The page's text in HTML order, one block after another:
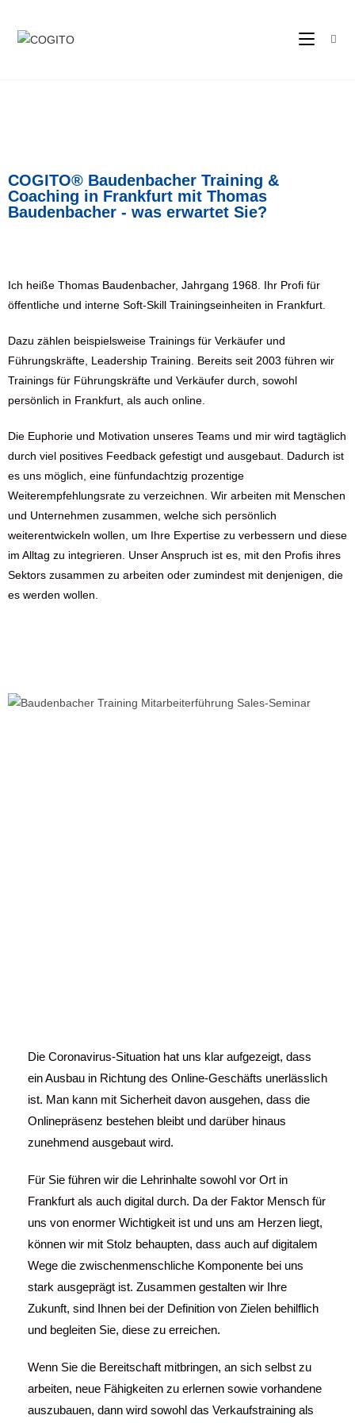
COGITO® Baudenbacher Training &
Coaching in Frankfurt mit Thomas
Baudenbacher - was erwartet Sie?
Ich heiße Thomas Baudenbacher, Jahrgang 1968. Ihr Profi für
öffentliche und interne Soft-Skill Trainingseinheiten in Frankfurt.
Dazu zählen beispielsweise Trainings für Verkäufer und
Führungskräfte, Leadership Training. Bereits seit 2003 führen wir
Trainings für Führungskräfte und Verkäufer durch, sowohl
persönlich in Frankfurt, als auch online.
Die Euphorie und Motivation unseres Teams und mir wird tagtäglich
durch viel positives Feedback gefestigt und ausgebaut. Dadurch ist
es uns möglich, eine fünfundachtzig prozentige
Weiterempfehlungsrate zu verzeichnen. Wir arbeiten mit Menschen
und Unternehmen zusammen, welche sich persönlich
weiterentwickeln wollen, um Ihre Expertise zu verbessern und diese
im Alltag zu integrieren. Unser Anspruch ist es, mit den Profis ihres
Sektors zusammen zu arbeiten oder zumindest mit denjenigen, die
es werden wollen.
Die Coronavirus-Situation hat uns klar aufgezeigt, dass
ein Ausbau in Richtung des Online-Geschäfts unerlässlich
ist. Man kann mit Sicherheit davon ausgehen, dass die
Onlinepräsenz bestehen bleibt und darüber hinaus
zunehmend ausgebaut wird.
Für Sie führen wir die Lehrinhalte sowohl vor Ort in
Frankfurt als auch digital durch. Da der Faktor Mensch für
uns von enormer Wichtigkeit ist und uns am Herzen liegt,
können wir mit Stolz behaupten, dass auch auf digitalem
Wege die zwischenmenschliche Komponente bei uns
stark ausgeprägt ist. Zusammen gestalten wir Ihre
Zukunft, sind Ihnen bei der Definition von Zielen behilflich
und begleiten Sie, diese zu erreichen.
Wenn Sie die Bereitschaft mitbringen, an sich selbst zu
arbeiten, neue Fähigkeiten zu erlernen sowie vorhandene
auszubauen, dann wird sowohl das Verkaufstraining als